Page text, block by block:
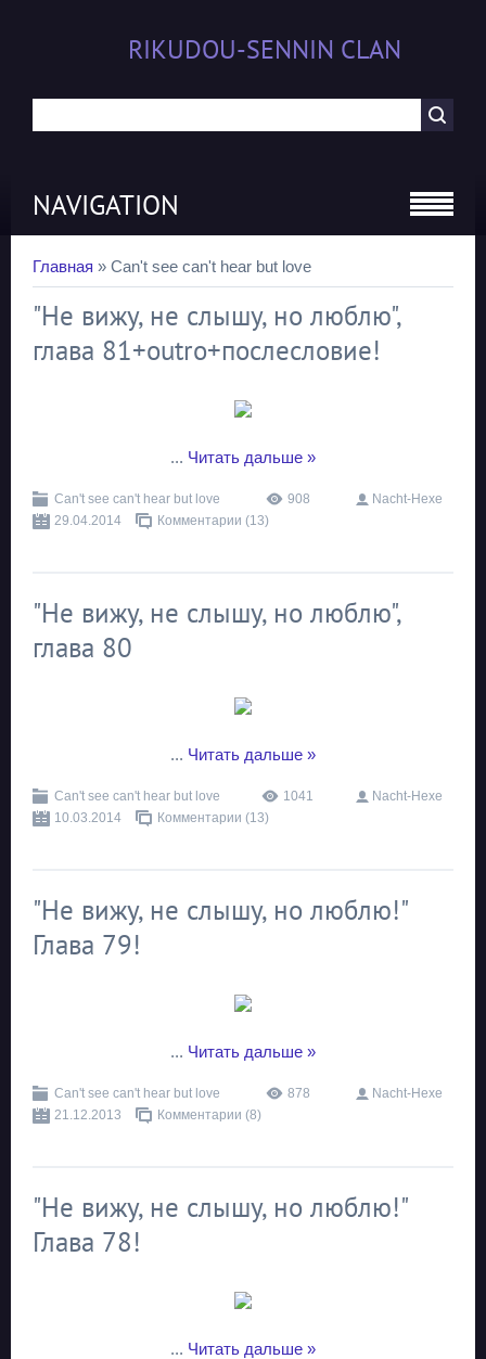
RIKUDOU-SENNIN CLAN
NAVIGATION
Главная » Can't see can't hear but love
"Не вижу, не слышу, но люблю",
глава 81+outro+послесловие!
... Читать дальше »
Can't see can't hear but love 908
Nacht-Hexe
29.04.2014
Комментарии (13)
"Не вижу, не слышу, но люблю",
глава 80
... Читать дальше »
Can't see can't hear but love 1041
Nacht-Hexe
10.03.2014
Комментарии (13)
"Не вижу, не слышу, но люблю!"
Глава 79!
... Читать дальше »
Can't see can't hear but love 878
Nacht-Hexe
21.12.2013
Комментарии (8)
"Не вижу, не слышу, но люблю!"
Глава 78!
... Читать дальше »